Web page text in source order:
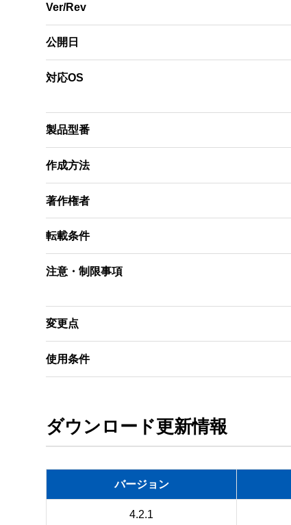
Ver/Rev
公開日
対応OS
製品型番
作成方法
著作権者
転載条件
注意・制限事項
変更点
使用条件
ダウンロード更新情報
バージョン
4.2.1